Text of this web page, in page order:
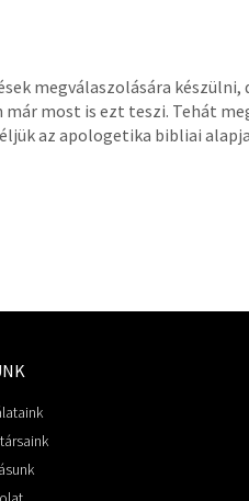
megválaszolására készülni,
most is ezt teszi. Tehát
az apologetika bibliai